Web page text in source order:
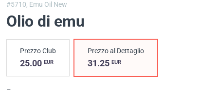
#5710, Emu Oil New
Olio di emu
Prezzo Club
25.00 EUR
Prezzo al Dettaglio
31.25EUR